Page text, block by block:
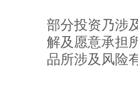
部分投资乃涉
解及愿意承担
品所涉及风险